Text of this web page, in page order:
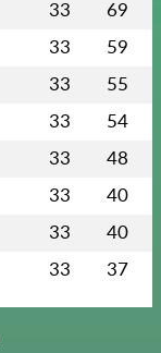
33 69
33 59
33 55
33 54
33 48
33 40
33 40
33 37